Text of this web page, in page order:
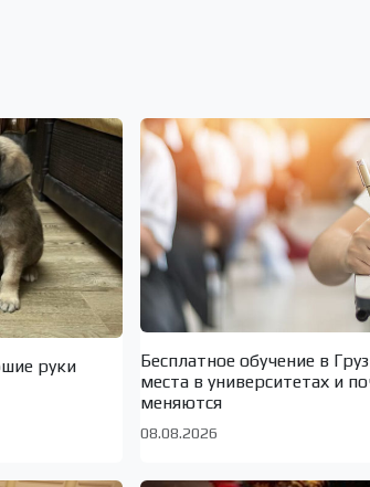
руки
Бесплатное обучение в
места в университетах и
меняются
08.08.2026